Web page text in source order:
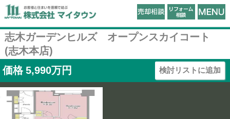
志木ガーデンヒルズ オープンスカイコート
(志木本店)
価格 5,990万円 検討リストに追加